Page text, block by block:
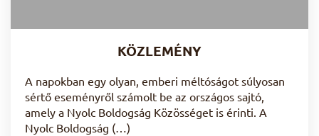
KÖZLEMÉNY
A napokban egy olyan, emberi méltóságot súlyosan
sértő eseményről számolt be az országos sajtó,
amely a Nyolc Boldogság Közösséget is érinti. A
Nyolc Boldogság (…)